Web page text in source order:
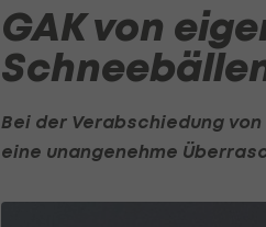
GAK von
Bei der Verabschiedung
eine unangenehme